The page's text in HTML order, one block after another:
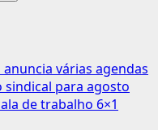
anuncia várias agendas
para agosto
de trabalho 6×1